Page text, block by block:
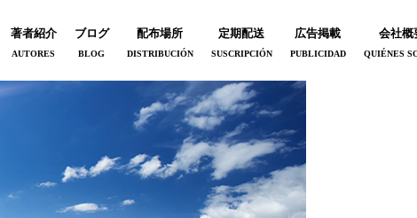
著者紹介
AUTORES
ブログ
BLOG
配布場所
DISTRIBUCIÓN
定期配送
SUSCRIPCIÓN
広告掲載
PUBLICIDAD
会社概
QUIÉNES